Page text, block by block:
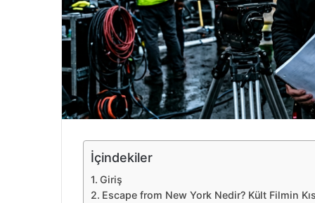
e
k
İçindekiler
Giriş
Escape from New York Nedir? Kült Filmin